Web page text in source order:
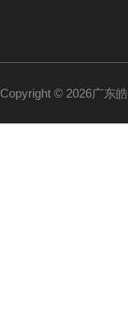
Copyright © 2026广东